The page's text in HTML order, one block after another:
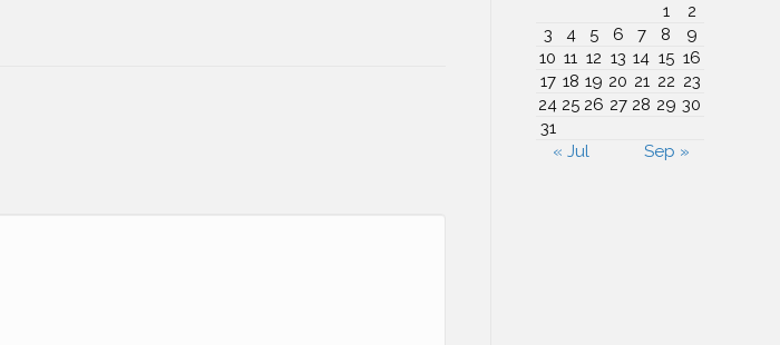
1
2
3
4 5 6 7 8
9
10 11 12 13 14 15 16
17 18 19 20 21 22 23
24 25 26 27 28 29 30
31
« Jul
Sep »